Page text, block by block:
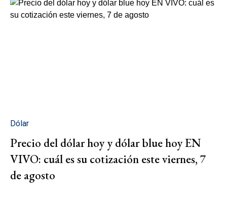
Dólar
Precio del dólar hoy y dólar blue hoy EN
VIVO: cuál es su cotización este viernes, 7
de agosto